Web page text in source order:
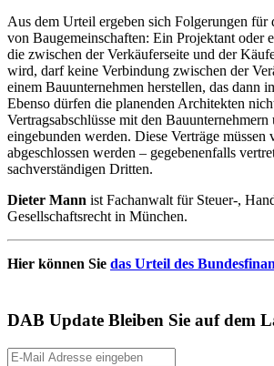
Aus dem Urteil ergeben sich Folgerungen für
von Baugemeinschaften: Ein Projektant oder
die zwischen der Verkäuferseite und der
wird, darf keine Verbindung zwischen der
einem Bauunternehmen herstellen, das dann
Ebenso dürfen die planenden Architekten
Vertragsabschlüsse mit den
eingebunden werden. Diese Verträge müssen
abgeschlossen werden – gegebenenfalls
sachverständigen Dritten.
Dieter Mann ist Fachanwalt für Steuer-,
Gesellschaftsrecht in München.
Hier können Sie das Urteil des
DAB Update Bleiben Sie auf dem